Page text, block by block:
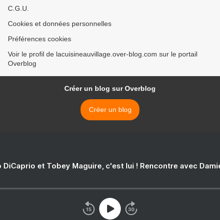
C.G.U.
Cookies et données personnelles
Préférences cookies
Voir le profil de lacuisineauvillage.over-blog.com sur le portail
Overblog
Créer un blog sur Overblog
Créer un blog
DiCaprio et Tobey Maguire, c'est lui ! Rencontre avec